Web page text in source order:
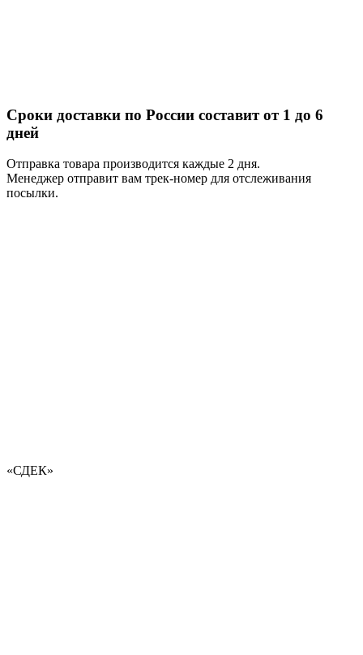
Сроки доставки по России составит от 1 до 6
дней
Отправка товара производится каждые 2 дня.
Менеджер отправит вам трек-номер для отслеживания
посылки.
«СДЕК»